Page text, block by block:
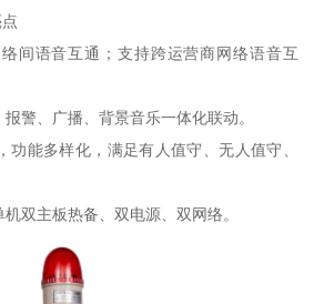
间语音互通；支持跨运营商网络语音互
警、广播、背景音乐一体化联动。
能多样化，满足有人值守、无人值守、
双主板热备、双电源、双网络。